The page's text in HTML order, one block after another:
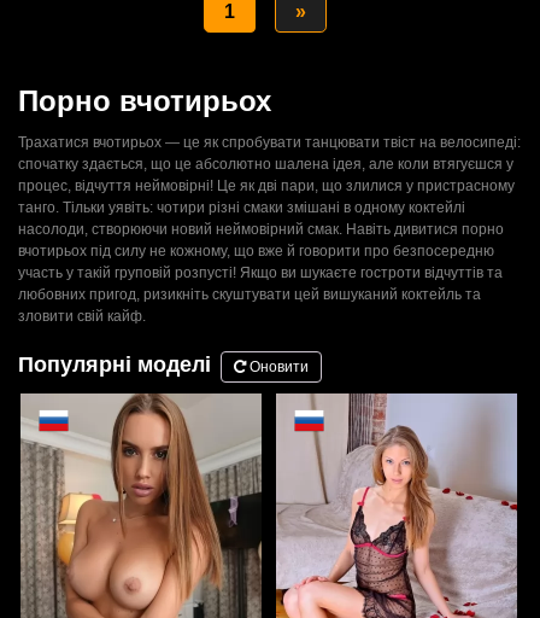
1 »
Порно вчотирьох
Трахатися вчотирьох — це як спробувати танцювати твіст на велосипеді:
спочатку здається, що це абсолютно шалена ідея, але коли втягуєшся у
процес, відчуття неймовірні! Це як дві пари, що злилися у пристрасному
танго. Тільки уявіть: чотири різні смаки змішані в одному коктейлі
насолоди, створюючи новий неймовірний смак. Навіть дивитися порно
вчотирьох під силу не кожному, що вже й говорити про безпосередню
участь у такій груповій розпусті! Якщо ви шукаєте гостроти відчуттів та
любовних пригод, ризикніть скуштувати цей вишуканий коктейль та
зловити свій кайф.
Популярні моделі Оновити